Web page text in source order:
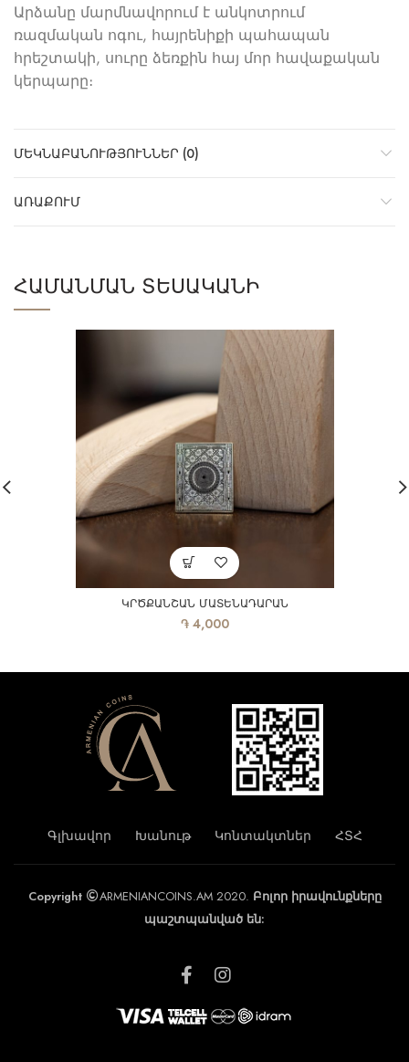
Արձանը մարմնավորում է անկոտրում
ռազմական ոգու, հայրենիքի պահապան
հրեշտակի, սուրը ձեռքին հայ մոր հավաքական
կերպարը։
ՄԵԿՆԱԲԱՆՈՒԹՅՈՒՆՆԵՐ (0)
ԱՌԱՔՈՒՄ
ՀԱՄԱՆՄԱՆ ՏԵՍԱԿԱՆԻ
ԿՐԾՔԱՆՇԱՆ ՄԱՏԵՆԱԴԱՐԱՆ
֏4,000
Գլխավոր Խանութ Կոնտակտներ ՀՏՀ
Copyright ARMENIANCOINS.AM 2020. Բոլոր իրավունքները
պաշտպանված են: